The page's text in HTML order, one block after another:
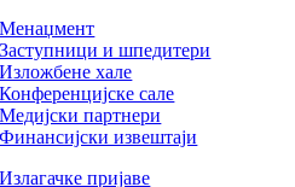
Менаџмент
Заступници и шпедитери
Изложбене хале
Конференцијске сале
Медијски партнери
Финансијски извештаји
Излагачке пријаве